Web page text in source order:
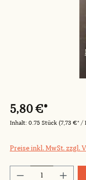
5,80 €*
Inhalt: 0.75 Stück (7,73 €* /
Preise inkl. MwSt. zzgl.
Produkt